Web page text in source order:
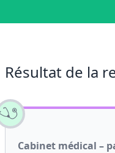
Résultat de la
Cabinet médical –